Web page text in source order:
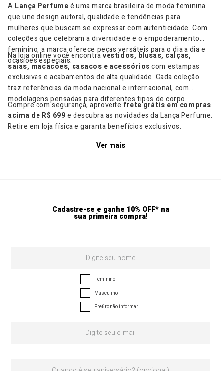
A Lança Perfumeé uma marca brasileira de moda feminina
que une design autoral, qualidade e tendências para
mulheres que buscam se expressar com autenticidade. Com
coleções que celebram a diversidade e o empoderamento
feminino, a marca oferece peças versáteis para o dia a dia e
ocasiões especiais.
Na loja online você encontravestidos, blusas, calças,
saias, macacões, casacos e acessórioscom estampas
exclusivas e acabamentos de alta qualidade. Cada coleção
traz referências da moda nacional e internacional, com
modelagens pensadas para diferentes tipos de corpo.
Compre com segurança, aproveitefrete grátis em compras
acima de R$ 699e descubra as novidades da Lança Perfume.
Retire em loja física e garanta benefícios exclusivos.
Ver mais
Cadastre-se e ganhe 10% OFF* na
sua primeira compra!
Feminino
Masculino
Prefiro não informar